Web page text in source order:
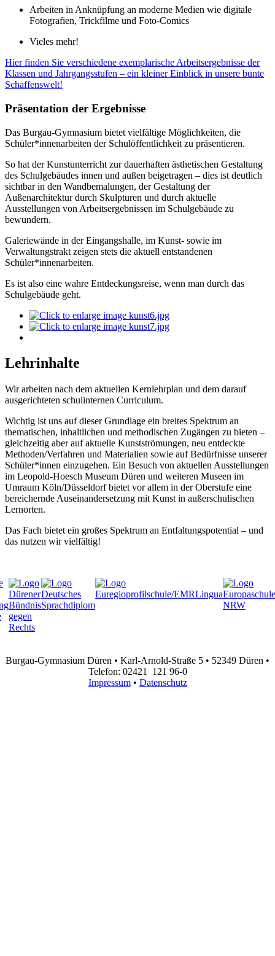
Arbeiten in Anknüpfung an moderne Medien wie digitale
Fotografien, Trickfilme und Foto-Comics
Vieles mehr!
Hier finden Sie verschiedene exemplarische Arbeitsergebnisse der
Klassen und Jahrgangsstufen – ein kleiner Einblick in unsere bunte
Schaffenswelt!
Präsentation der Ergebnisse
Das Burgau-Gymnasium bietet vielfältige Möglichkeiten, die
Schüler*innenarbeiten der Schulöffentlichkeit zu präsentieren.
So hat der Kunstunterricht zur dauerhaften ästhetischen Gestaltung
des Schulgebäudes innen und außen beigetragen – dies ist deutlich
sichtbar in den Wandbemalungen, der Gestaltung der
Außenarchitektur durch Skulpturen und durch aktuelle
Ausstellungen von Arbeitsergebnissen im Schulgebäude zu
bewundern.
Galeriewände in der Eingangshalle, im Kunst- sowie im
Verwaltungstrakt zeigen stets die aktuell entstandenen
Schüler*innenarbeiten.
Es ist also eine wahre Entdeckungsreise, wenn man durch das
Schulgebäude geht.
Lehrinhalte
Wir arbeiten nach dem aktuellen Kernlehrplan und dem darauf
ausgerichteten schulinternen Curriculum.
Wichtig ist uns auf dieser Grundlage ein breites Spektrum an
thematischen, inhaltlichen und methodischen Zugängen zu bieten –
gleichzeitig aber auf aktuelle Kunstströmungen, neu entdeckte
Methoden/Verfahren und Materialien sowie auf Bedürfnisse unserer
Schüler*innen einzugehen. Ein Besuch von aktuellen Ausstellungen
im Leopold-Hoesch Museum Düren und weiteren Museen im
Umraum Köln/Düsseldorf bietet vor allem in der Oberstufe eine
bereichernde Auseinandersetzung mit Kunst in außerschulischen
Lernorten.
Das Fach bietet ein großes Spektrum an Entfaltungspotential – und
das nutzen wir vielfältig!
Burgau-Gymnasium Düren • Karl-Arnold-Straße 5 • 52349 Düren •
Telefon: 02421 121 96-0
Impressum• Datenschutz